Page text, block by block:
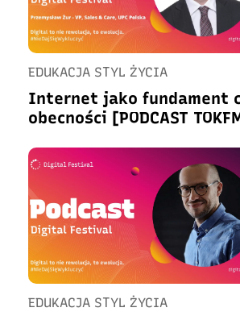
EDUKACJA STYL ŻYCIA
Internet jako fundament
obecności [PODCAST
EDUKACJA STYL ŻYCIA